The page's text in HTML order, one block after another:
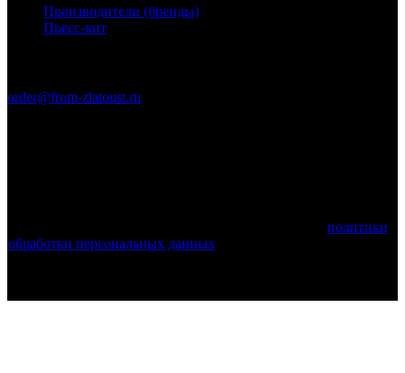
Производители (бренды)
Пресс-кит
order@from-zlatoust.ru
политики
обработки персональных данныхи соглашаетесь с тем, что мы